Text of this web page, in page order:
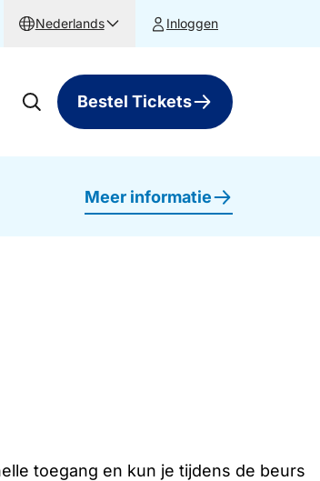
Nederlands Inloggen
Bestel Tickets
Meer informatie
toegang en kun je tijdens de beurs